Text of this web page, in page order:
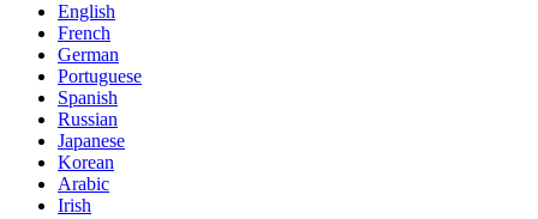
English
French
German
Portuguese
Spanish
Russian
Japanese
Korean
Arabic
Irish